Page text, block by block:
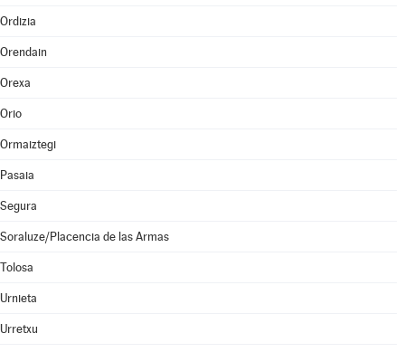
Ordizia
Orendain
Orexa
Orio
Ormaiztegi
Pasaia
Segura
Soraluze/Placencia de las Armas
Tolosa
Urnieta
Urretxu